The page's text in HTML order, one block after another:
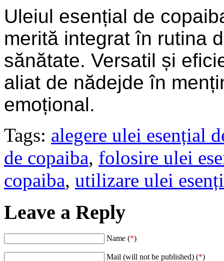
Uleiul esențial de
merită integrat în rutina
sănătate. Versatil și
aliat de nădejde în
emoțional.
Tags: alegere ulei esențial
de copaiba, folosire ulei
copaiba, utilizare ulei
Leave a Reply
Name (*)
Mail (will not be published) (*)